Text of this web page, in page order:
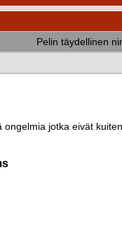
Pelin täydellinen
ongelmia jotka eivät